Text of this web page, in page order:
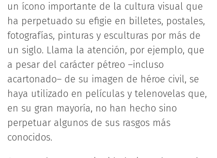
un ícono importante de la cultura visual que
ha perpetuado su efigie en billetes, postales,
fotografías, pinturas y esculturas por más de
un siglo. Llama la atención, por ejemplo, que
a pesar del carácter pétreo –incluso
acartonado– de su imagen de héroe civil, se
haya utilizado en películas y telenovelas que,
en su gran mayoría, no han hecho sino
perpetuar algunos de sus rasgos más
conocidos.